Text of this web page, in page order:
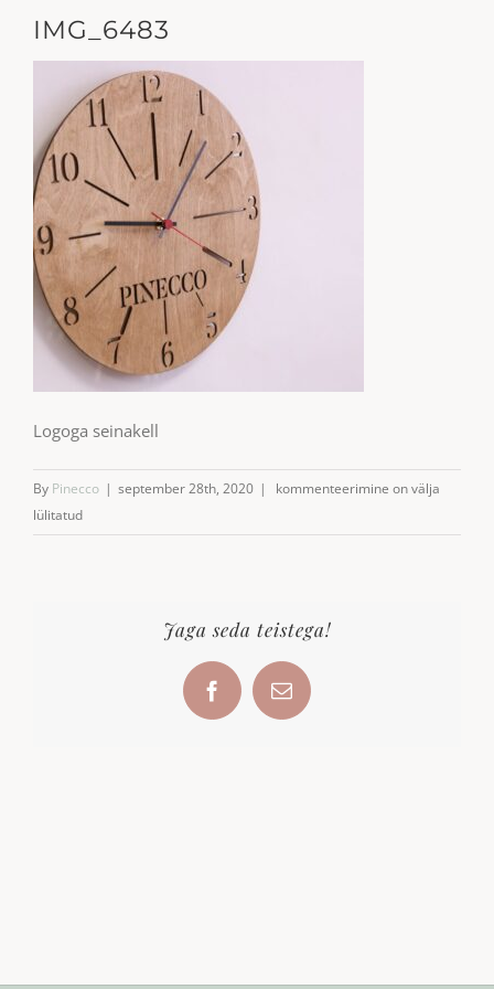
IMG_6483
Logoga seinakell
By Pinecco | september 28th, 2020 | IMG_6483
kommenteerimine on välja
lülitatud
Jaga seda teistega!
FacebookEmail